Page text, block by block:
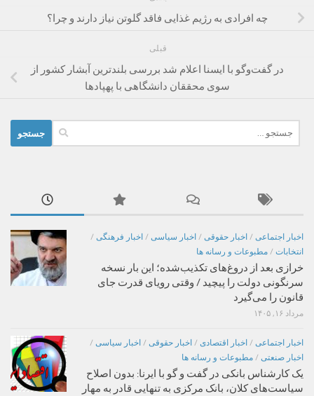
چه افرادی به رژیم غذایی فاقد گلوتن نیاز دارند و چرا؟
قبلی
در گفت‌وگو با ایسنا اعلام شد بررسی بلندترین آبشار کشور از
سوی محققان دانشگاهی با پهپادها
برای:
اخبار اجتماعی / اخبار حقوقی / اخبار سیاسی / اخبار فرهنگی /
انتخابات / مطبوعات و رسانه ها
خرازی بعد از دروغ‌های تکذیب‌شده؛ این بار نسخه
سرنگونی دولت را پیچید / وقتی رویای قدرت جای
قانون را می‌گیرد
مرداد ۱۶, ۱۴۰۵
اخبار اجتماعی / اخبار اقتصادی / اخبار حقوقی / اخبار سیاسی /
اخبار صنعتی / مطبوعات و رسانه ها
یک کارشناس بانکی در گفت و گو با ایرنا: بدون اصلاح
سیاست‌های کلان، بانک مرکزی به تنهایی قادر به مهار